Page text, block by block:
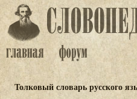
Толковый словарь русского